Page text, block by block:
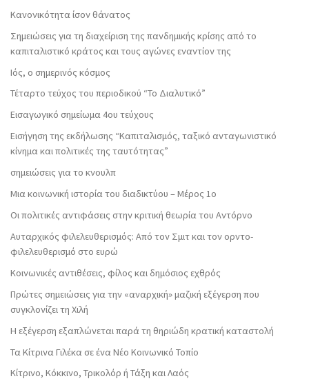
Κανονικότητα ίσον θάνατος
Σημειώσεις για τη διαχείριση της πανδημικής κρίσης από το
καπιταλιστικό κράτος και τους αγώνες εναντίον της
Ιός, ο σημερινός κόσμος
Τέταρτο τεύχος του περιοδικού “Το Διαλυτικό”
Εισαγωγικό σημείωμα 4ου τεύχους
Εισήγηση της εκδήλωσης “Καπιταλισμός, ταξικό ανταγωνιστικό
κίνημα και πολιτικές της ταυτότητας”
σημειώσεις για το κνουλπ
Μια κοινωνική ιστορία του διαδικτύου – Μέρος 1ο
Οι πολιτικές αντιφάσεις στην κριτική θεωρία του Αντόρνο
Αυταρχικός φιλελευθερισμός: Από τον Σμιτ και τον ορντο-
φιλελευθερισμό στο ευρώ
Κοινωνικές αντιθέσεις, φίλος και δημόσιος εχθρός
Πρώτες σημειώσεις για την «αναρχική» μαζική εξέγερση που
συγκλονίζει τη Χιλή
Η εξέγερση εξαπλώνεται παρά τη θηριώδη κρατική καταστολή
Τα Κίτρινα Γιλέκα σε ένα Νέο Κοινωνικό Τοπίο
Κίτρινο, Κόκκινο, Τρικολόρ ή Τάξη και Λαός